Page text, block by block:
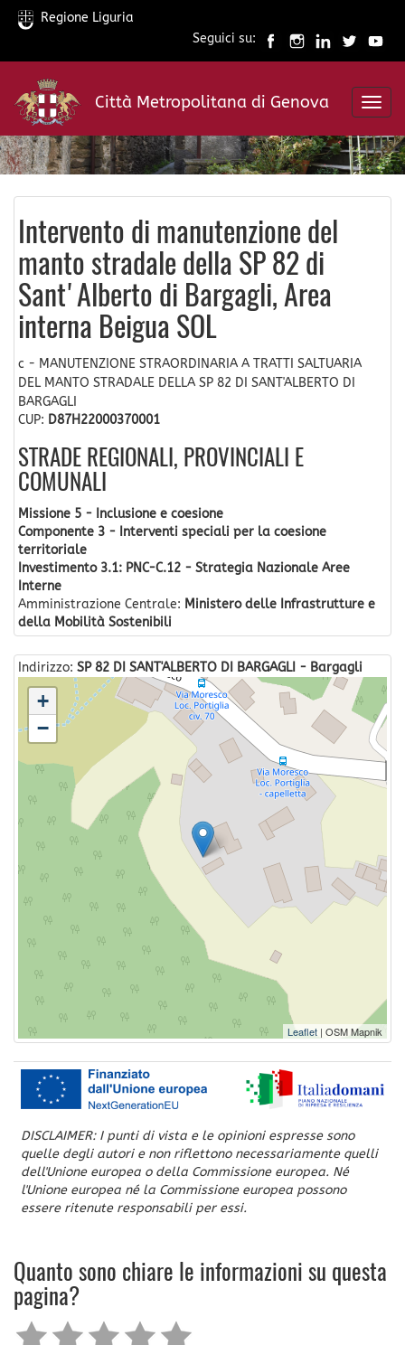
Salta
contenuto
principale
Regione Liguria
Seguici su:
Città Metropolitana di Genova
Intervento di manutenzione del
manto stradale della SP 82 di
Sant'Alberto di Bargagli, Area
interna Beigua SOL
c - MANUTENZIONE STRAORDINARIA A TRATTI SALTUARIA
DEL MANTO STRADALE DELLA SP 82 DI SANT'ALBERTO DI
BARGAGLI
CUP: D87H22000370001
STRADE REGIONALI, PROVINCIALI E
COMUNALI
Missione 5 - Inclusione e coesione
Componente 3 - Interventi speciali per la coesione
territoriale
Investimento 3.1: PNC-C.12 - Strategia Nazionale Aree
Interne
Amministrazione Centrale: Ministero delle Infrastrutture e
della Mobilità Sostenibili
Indirizzo: SP 82 DI SANT'ALBERTO DI BARGAGLI - Bargagli
+
−
Leaflet | OSM Mapnik
DISCLAIMER: I punti di vista e le opinioni espresse sono
quelle degli autori e non riflettono necessariamente quelli
dell'Unione europea o della Commissione europea. Né
l'Unione europea né la Commissione europea possono
essere ritenute responsabili per essi.
Quanto sono chiare le informazioni su questa
pagina?